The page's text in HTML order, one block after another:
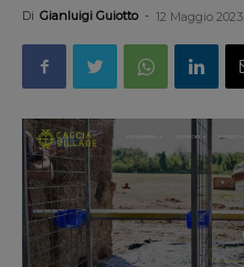
Di Gianluigi Guiotto - 12 Maggio 2023